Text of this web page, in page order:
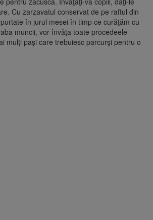
Cu zarzavatul conservat de pe raftul din
în jurul mesei în timp ce curăţăm cu
muncii, vor învăţa toate procedeele
mulţi paşi care trebuiesc parcurşi pentru o